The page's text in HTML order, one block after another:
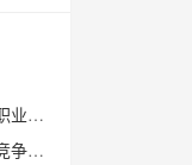
力
？